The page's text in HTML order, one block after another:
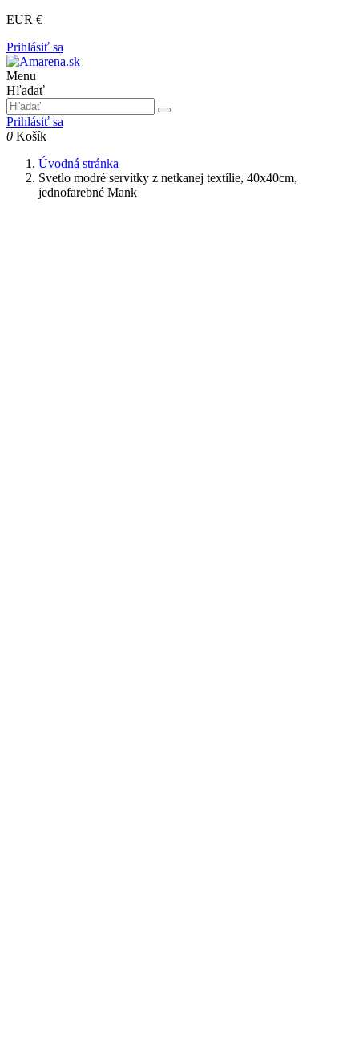
EUR €
Prihlásiť sa
Menu
Hľadať
Prihlásiť sa
0 Košík
Úvodná stránka
Svetlo modré servítky z netkanej textílie, 40x40cm,
jednofarebné Mank